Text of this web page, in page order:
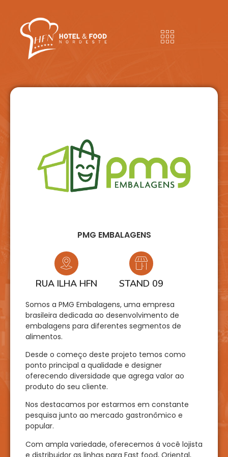
PMG EMBALAGENS
RUA ILHA HFN STAND 09
Somos a PMG Embalagens, uma empresa
brasileira dedicada ao desenvolvimento de
embalagens para diferentes segmentos de
alimentos.
Desde o começo deste projeto temos como
ponto principal a qualidade e designer
oferecendo diversidade que agrega valor ao
produto do seu cliente.
Nos destacamos por estarmos em constante
pesquisa junto ao mercado gastronômico e
popular.
Com ampla variedade, oferecemos á você lojista
e distribuidor as linhas para Fast food, Oriental,